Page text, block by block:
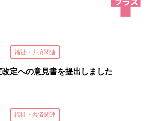
福祉・共済関連
定への意見書を提出しました
福祉・共済関連